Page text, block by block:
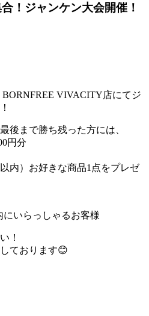
！ジャンケン大会開催！
BORNFREE VIVACITY店にてジ
後まで勝ち残った方には、
円分
内）お好きな商品1点をプレゼ
にいらっしゃるお客様
！
ております😊